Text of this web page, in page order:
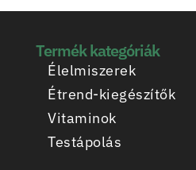
Termék kategóriák
Élelmiszerek
Étrend-kiegészítők
Vitaminok
Testápolás